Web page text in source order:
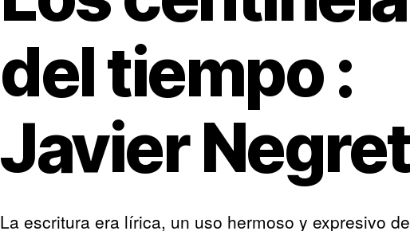
del tiempo :
Javier
La escritura era lírica, un uso hermoso y expresivo